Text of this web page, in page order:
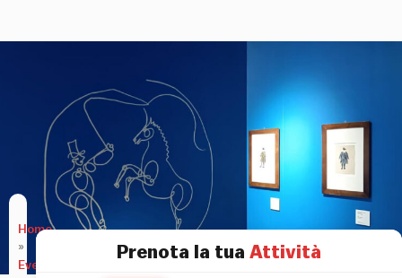
Home
»
Eventi
Prenota la tua Attività